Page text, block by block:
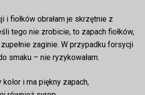
i fiołków obrałam je skrzętnie z
tego nie zrobicie, to zapach fiołków,
zaginie. W przypadku forsycji
smaku – nie ryzykowałam.
kolor i ma piękny zapach,